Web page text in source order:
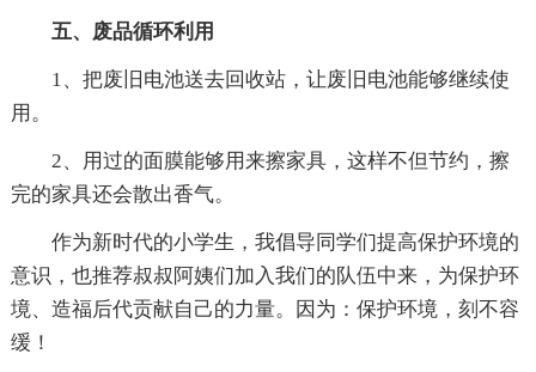
五、废品循环利用
1、把废旧电池送去回收站，让废旧电池能够继续使
用。
2、用过的面膜能够用来擦家具，这样不但节约，擦
完的家具还会散出香气。
作为新时代的小学生，我倡导同学们提高保护环境的
意识，也推荐叔叔阿姨们加入我们的队伍中来，为保护环
境、造福后代贡献自己的力量。因为：保护环境，刻不容
缓！